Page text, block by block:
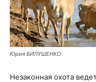
Юрия БИЛУШЕНКО
Незаконная охота